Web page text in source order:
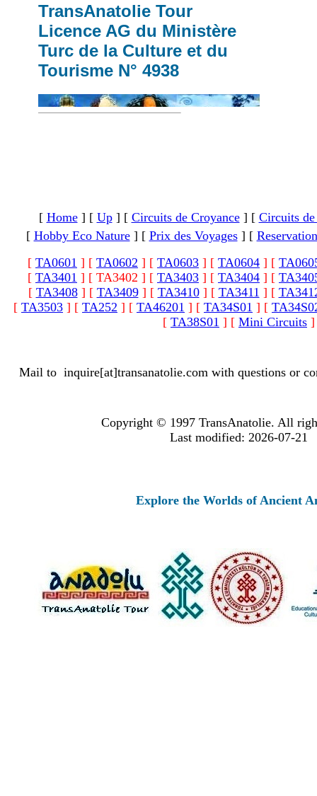
TransAnatolie Tour
Licence AG du Ministère
Turc de la Culture et du
Tourisme N° 4938
[ Home] [ Up] [ Circuits de Croyance] [ Circuits de
[ Hobby Eco Nature] [ Prix des Voyages] [ Reservation
[ TA0601 ] [ TA0602 ] [ TA0603 ] [ TA0604 ] [
[ TA3401 ] [ TA3402 ] [ TA3403 ] [ TA3404 ] [
[ TA3408] [ TA3409] [ TA3410] [ TA3411 ] [
[ TA3503 ] [ TA252 ] [ TA46201 ] [ TA34S01 ] [
[ TA38S01 ] [ Mini Circuits ]
Mail to inquire[at]transanatolie.com with questions or
Copyright © 1997 TransAnatolie. All
Last modified: 2026-07-21
Explore the Worlds of Ancient Anatolia